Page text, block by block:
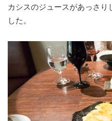
カシスのジュースがあっさり
した。